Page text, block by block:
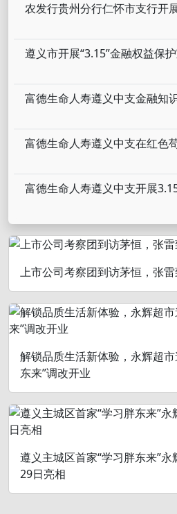
上市公司考察团到访茅恒，张
解锁品质生活新体验，永辉超
东来”调改开业
遵义主城区首家“学习胖东来”
29日亮相